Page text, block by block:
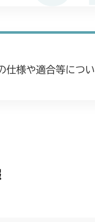
仕様や適合等につ